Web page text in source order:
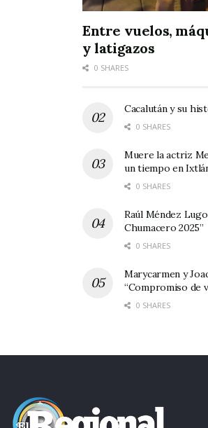
Entre vuelos,
y latigazos
0 SHARES
Cacalután y su
0 SHARES
Muere la actriz
un tiempo en
0 SHARES
Raúl Méndez
Chumacero 2025”
0 SHARES
Marycarmen y
“Compromiso de
0 SHARES